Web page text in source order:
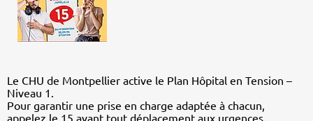
Le CHU de Montpellier active le Plan Hôpital en Tension –
Niveau 1.
Pour garantir une prise en charge adaptée à chacun,
appelez le 15 avant tout déplacement aux urgences.